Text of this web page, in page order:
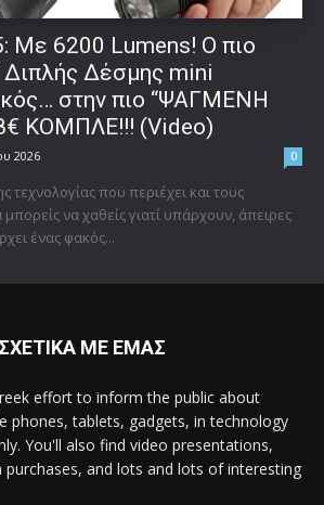
Με 6200 Lumens! Ο πιο
Δέσμης mini
στην πιο “ΨΑΓΜΕΝΗ
ΚΟΜΠΛΕ!!! (Video)
2026 0
τεχνολογίας που περιέχει και τους
να χαθείς γιατί υπάρχουν, άπειρες
ένας φακός...
ΣΧΕΤΙΚΑ ΜΕ ΕΜΑΣ
effort to inform the public about
phones, tablets, gadgets, in technology
You'll also find video presentations,
and lots and lots of interesting